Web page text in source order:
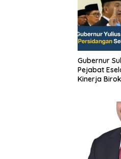
Gubernur Sulut
Pejabat
Kinerja